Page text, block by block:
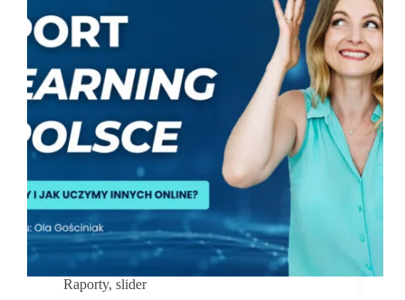
hejtu
i
porównań”
Raporty, slider